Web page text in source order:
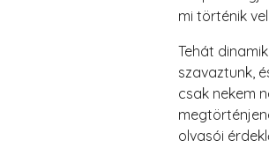
mi történik
Tehát
szavaztunk,
csak nekem
olvasói